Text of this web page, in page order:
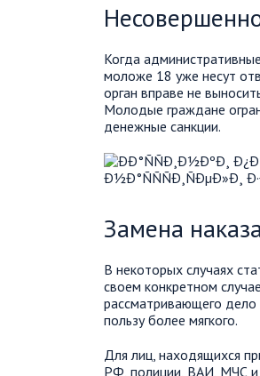
Когда
моложе 18 уже несут
орган вправе не
Молодые граждане
денежные санкции.
Замена
В некоторых случаях
своем конкретном
рассматривающего
пользу более мягкого.
Для лиц, находящихся
РФ, полиции, ВАИ, МЧС и